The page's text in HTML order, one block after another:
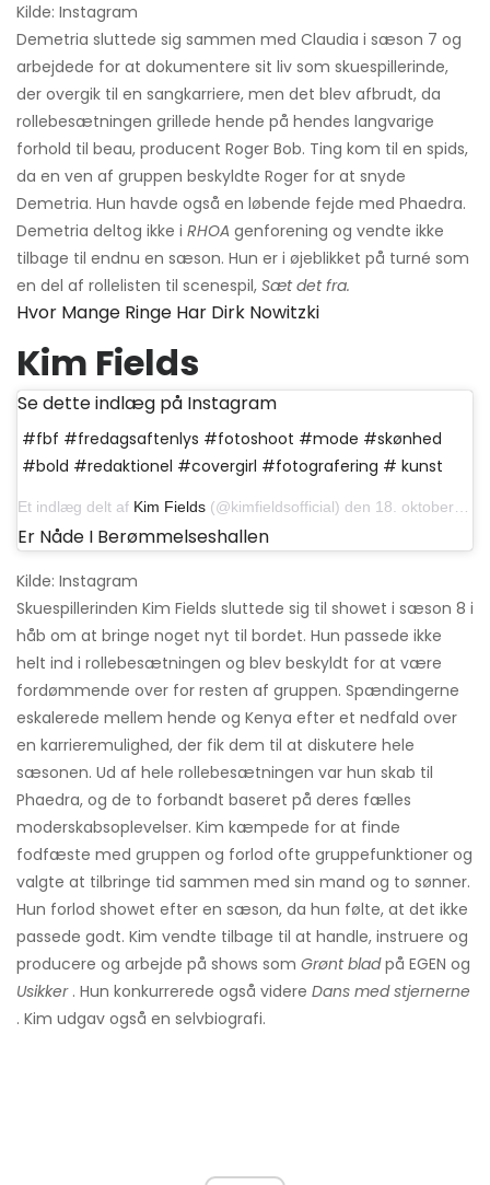
Kilde: Instagram
Demetria sluttede sig sammen med Claudia i sæson 7 og
arbejdede for at dokumentere sit liv som skuespillerinde,
der overgik til en sangkarriere, men det blev afbrudt, da
rollebesætningen grillede hende på hendes langvarige
forhold til beau, producent Roger Bob. Ting kom til en spids,
da en ven af ​​gruppen beskyldte Roger for at snyde
Demetria. Hun havde også en løbende fejde med Phaedra.
Demetria deltog ikke i RHOA genforening og vendte ikke
tilbage til endnu en sæson. Hun er i øjeblikket på turné som
en del af rollelisten til scenespil, Sæt det fra.
Hvor Mange Ringe Har Dirk Nowitzki
Kim Fields
Se dette indlæg på Instagram
#fbf #fredagsaftenlys #fotoshoot #mode #skønhed
#bold #redaktionel #covergirl #fotografering # kunst
Et indlæg delt af Kim Fields (@kimfieldsofficial) den 18. oktober 2019 kl. 18:55 PDT
Er Nåde I Berømmelseshallen
Kilde: Instagram
Skuespillerinden Kim Fields sluttede sig til showet i sæson 8 i
håb om at bringe noget nyt til bordet. Hun passede ikke
helt ind i rollebesætningen og blev beskyldt for at være
fordømmende over for resten af ​​gruppen. Spændingerne
eskalerede mellem hende og Kenya efter et nedfald over
en karrieremulighed, der fik dem til at diskutere hele
sæsonen. Ud af hele rollebesætningen var hun skab til
Phaedra, og de to forbandt baseret på deres fælles
moderskabsoplevelser. Kim kæmpede for at finde
fodfæste med gruppen og forlod ofte gruppefunktioner og
valgte at tilbringe tid sammen med sin mand og to sønner.
Hun forlod showet efter en sæson, da hun følte, at det ikke
passede godt. Kim vendte tilbage til at handle, instruere og
producere og arbejde på shows som Grønt bladpå EGEN og
Usikker. Hun konkurrerede også videre Dans med stjernerne
. Kim udgav også en selvbiografi.